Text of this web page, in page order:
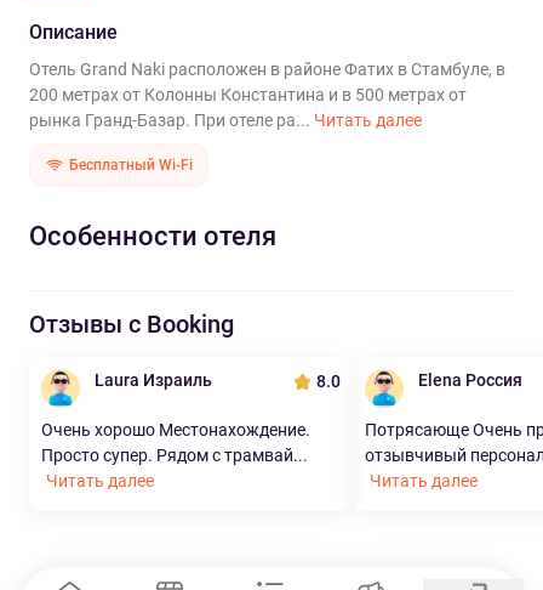
Описание
Отель Grand Naki расположен в районе Фатих в Стамбуле, в
200 метрах от Колонны Константина и в 500 метрах от
рынка Гранд-Базар. При отеле ра... Читать далее
Бесплатный Wi-Fi
Особенности отеля
Отзывы с Booking
Laura Израиль 8.0
Очень хорошо Местонахождение.
Просто супер. Рядом с трамвай...
Читать далее
Elena Россия
Потрясающе Очень
отзывчивый
Читать далее